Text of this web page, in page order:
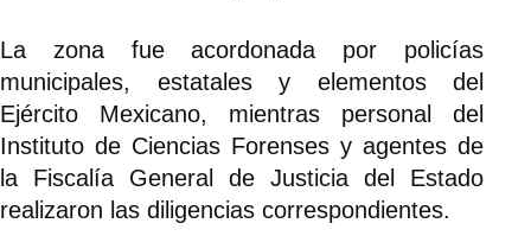
La zona fue acordonada por policías
municipales, estatales y elementos del
Ejército Mexicano, mientras personal del
Instituto de Ciencias Forenses y agentes de
la Fiscalía General de Justicia del Estado
realizaron las diligencias correspondientes.